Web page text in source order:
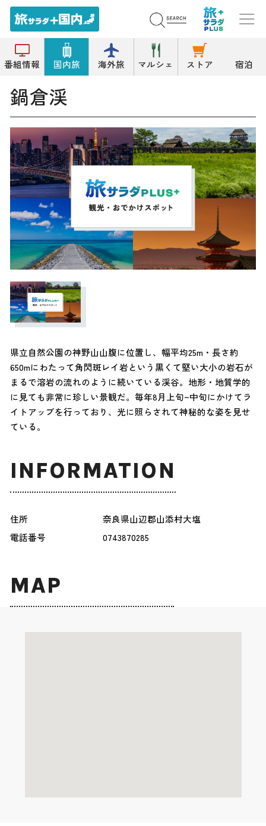
番組情報 国内旅 海外旅 マルシェ ストア 宿泊
トップ
鍋倉渓
県立自然公園の神野山山腹に位置し、幅平均25m・長さ約
650mにわたって角閃斑レイ岩という黒くて堅い大小の岩石が
まるで溶岩の流れのように続いている渓谷。地形・地質学的
に見ても非常に珍しい景観だ。毎年8月上旬~中旬にかけてラ
イトアップを行っており、光に照らされて神秘的な姿を見せ
ている。
INFORMATION
住所
奈良県山辺郡山添村大塩
電話番号
0743870285
MAP